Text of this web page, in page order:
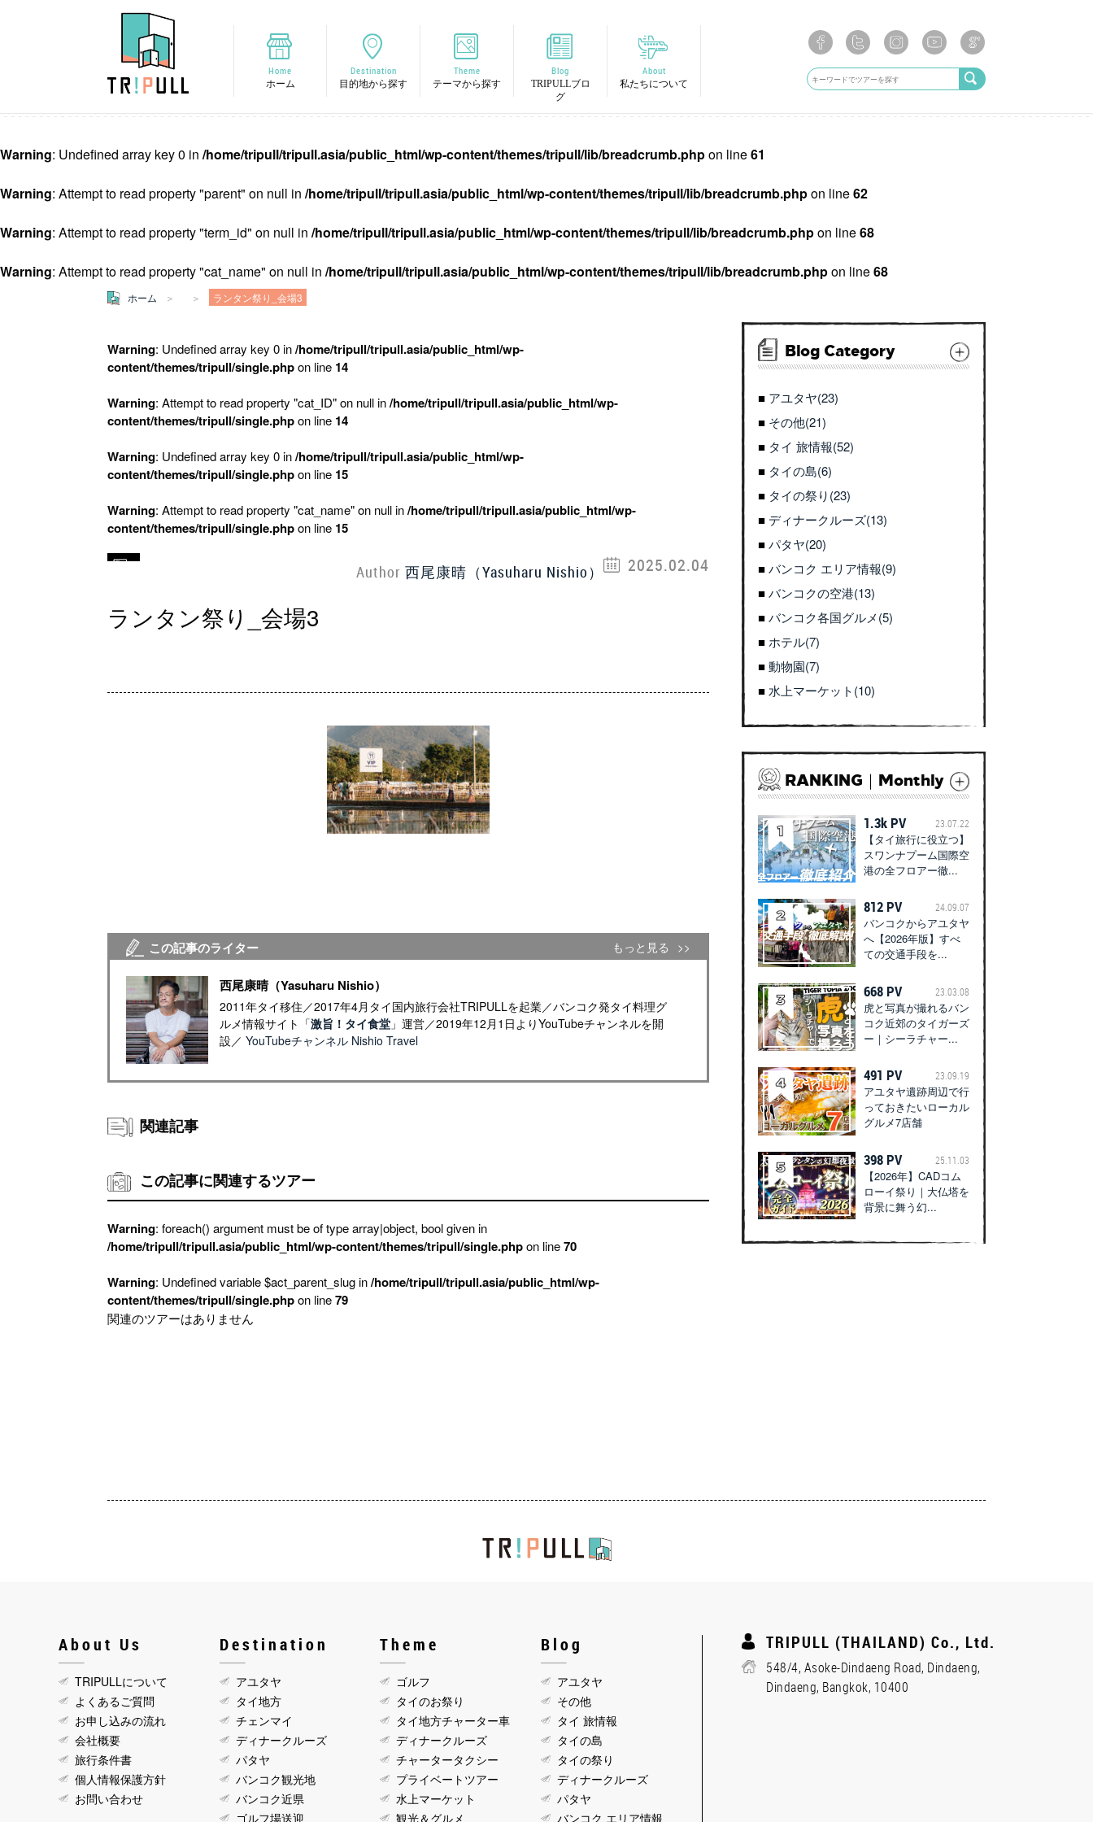
Home
ホーム
Destination
目的地から探す
Theme
テーマから探す
Blog
TRIPULLブロ
グ
About
私たちについて
Warning: Undefined array key 0 in /home/tripull/tripull.asia/public_html/wp-content/themes/tripull/lib/breadcrumb.phpon line61
Warning: Attempt to read property "parent" on null in /home/tripull/tripull.asia/public_html/wp-content/themes/tripull/lib/breadcrumb.phpon line62
Warning: Attempt to read property "term_id" on null in /home/tripull/tripull.asia/public_html/wp-content/themes/tripull/lib/breadcrumb.phpon line68
Warning: Attempt to read property "cat_name" on null in /home/tripull/tripull.asia/public_html/wp-content/themes/tripull/lib/breadcrumb.phpon line68
ホーム ランタン祭り_会場3
Warning: Undefined array key 0 in/home/tripull/tripull.asia/public_html/wp-
content/themes/tripull/single.phpon line 14
Warning: Attempt to read property "cat_ID" on null in/home/tripull/tripull.asia/public_html/wp-
content/themes/tripull/single.phpon line 14
Warning: Undefined array key 0 in/home/tripull/tripull.asia/public_html/wp-
content/themes/tripull/single.phpon line 15
Warning: Attempt to read property "cat_name" on null in/home/tripull/tripull.asia/public_html/wp-
content/themes/tripull/single.phpon line 15
2025.02.04
Author 西尾康晴（Yasuharu Nishio）
ランタン祭り_会場3
この記事のライター もっと見る
西尾康晴（Yasuharu Nishio）
2011年タイ移住／2017年4月タイ国内旅行会社TRIPULLを起業／バンコク発タイ料理グ
ルメ情報サイト「激旨！タイ食堂」運営／2019年12月1日よりYouTubeチャンネルを開
設／ YouTubeチャンネル Nishio Travel
関連記事
この記事に関連するツアー
Warning: foreach() argument must be of type array|object, bool given in
/home/tripull/tripull.asia/public_html/wp-content/themes/tripull/single.phpon line70
Warning: Undefined variable $act_parent_slug in/home/tripull/tripull.asia/public_html/wp-
content/themes/tripull/single.phpon line79
関連のツアーはありません
Blog Category
アユタヤ(23)
その他(21)
タイ 旅情報(52)
タイの島(6)
タイの祭り(23)
ディナークルーズ(13)
パタヤ(20)
バンコク エリア情報(9)
バンコクの空港(13)
バンコク各国グルメ(5)
ホテル(7)
動物園(7)
水上マーケット(10)
RANKING｜Monthly
1.3k PV 23.07.22
【タイ旅行に役立つ】
スワンナプーム国際空
港の全フロアー徹...
812 PV 24.09.07
バンコクからアユタヤ
へ【2026年版】すべ
ての交通手段を...
668 PV 23.03.08
虎と写真が撮れるバン
コク近郊のタイガーズ
ー｜シーラチャー...
491 PV 23.09.19
アユタヤ遺跡周辺で行
っておきたいローカル
グルメ7店舗
398 PV 25.11.03
【2026年】CADコム
ローイ祭り｜大仏塔を
背景に舞う幻...
About Us
TRIPULLについて
よくあるご質問
お申し込みの流れ
会社概要
旅行条件書
個人情報保護方針
お問い合わせ
Destination
アユタヤ
タイ地方
チェンマイ
ディナークルーズ
パタヤ
バンコク観光地
バンコク近県
ゴルフ場送迎
Theme
ゴルフ
タイのお祭り
タイ地方チャーター車
ディナークルーズ
チャータータクシー
プライベートツアー
水上マーケット
観光＆グルメ
Blog
アユタヤ
その他
タイ 旅情報
タイの島
タイの祭り
ディナークルーズ
パタヤ
バンコク エリア情報
TRIPULL (THAILAND) Co., Ltd.
548/4, Asoke-Dindaeng Road, Dindaeng,
Dindaeng, Bangkok, 10400